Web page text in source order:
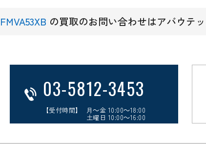
FMVA53XB の買取のお問い合わせはアバウテ
03-5812-3453
【受付時間】 月～金 10:00～18:00
土曜日 10:00～16:00